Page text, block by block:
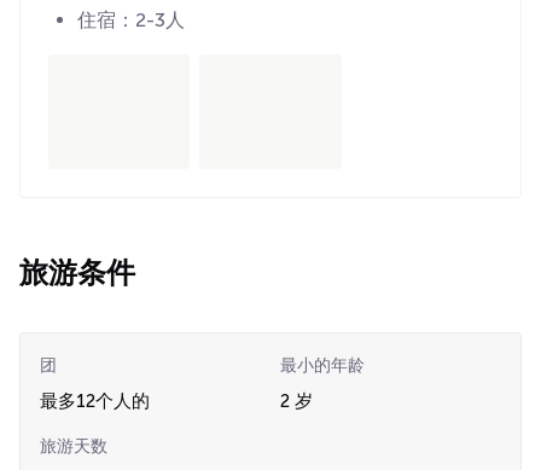
住宿：2-3人
旅游条件
团
最多12个人的
最小的年龄
2 岁
旅游天数